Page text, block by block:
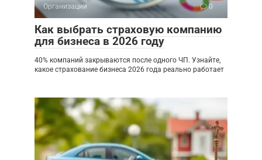
Организации 0
Как выбрать страховую компанию
для бизнеса в 2026 году
40% компаний закрываются после одного ЧП. Узнайте,
какое страхование бизнеса 2026 года реально работает